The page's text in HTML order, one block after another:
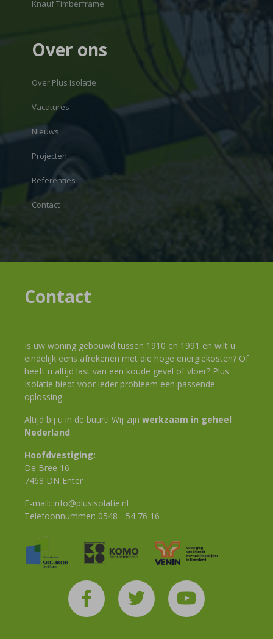
Knauf Timberframe
Over ons
Over Plus Isolatie
Vacatures
Nieuws
Projecten
Referenties
Contact
Contact
Is uw woning gebouwd tussen 1910 en 1991 en wilt u
eindelijk eens afrekenen met die hoge energiekosten? Of
heeft u altijd last van een koude gevel of vloer? Plus
Isolatie biedt voor ieder probleem een passende
oplossing.
Altijd bij u in de buurt! Wij zijn werkzaam in geheel
Nederland.
Hoofdvestiging:
De Bree 16
7468 DN Enter
E-mail: info@plusisolatie.nl
Telefoonnummer: 0548 - 54 76 16